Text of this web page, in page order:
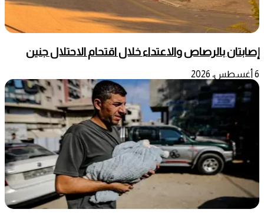
إصابتان بالرصاص والاعتداء خلال اقتحام الاحتلال جنين
6 أغسطس، 2026